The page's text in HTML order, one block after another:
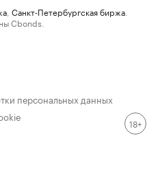
Санкт-Петербургская биржа
Cbonds.
персональных данных
18+